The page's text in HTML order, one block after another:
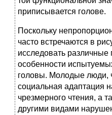
приписывается голове.
Поскольку
часто встречаются в
исследовать различные
особенности
головы. Молодые люди,
социальная адаптация
чрезмерного чтения, а
другими видами